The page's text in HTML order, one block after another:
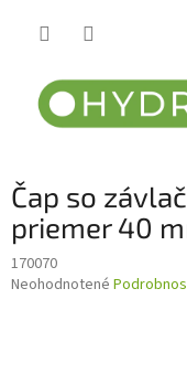
Čap so
priemer 40
170070
Priemerné
Neohodnotené